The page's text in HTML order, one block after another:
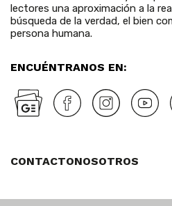
lectores una aproximación a la
búsqueda de la verdad, el bien
persona humana.
ENCUÉNTRANOS EN:
CONTACTONOSOTROS